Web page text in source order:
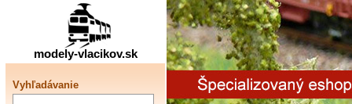
modely-vlacikov.sk
Vyhľadávanie
Železničné